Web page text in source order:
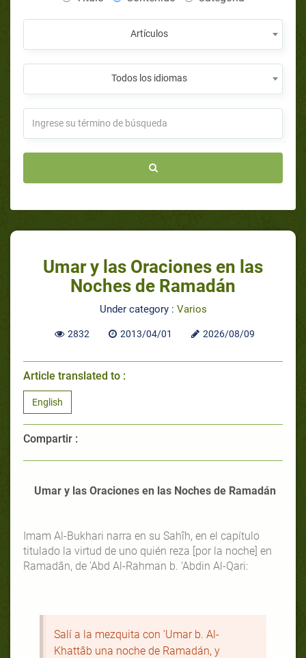
Artículos
Todos los idiomas
Umar y las Oraciones en las
Noches de Ramadán
Under category : Varios
2832 2013/04/01 2026/08/09
Article translated to :
English
Compartir :
Umar y las Oraciones en las Noches de Ramadán
Imam Al-Bukhari narra en su Sahîh, en el capítulo
titulado la virtud de uno quién reza [por la noche] en
Ramadân, de 'Abd Al-Rahman b. ‘Abdin Al-Qari:
Salí a la mezquita con 'Umar b. Al-
Khattâb una noche de Ramadán, y